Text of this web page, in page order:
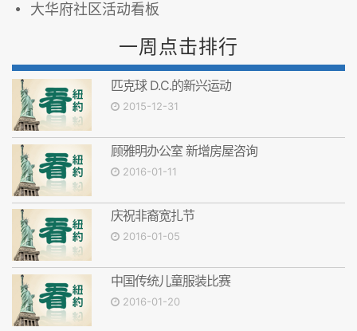
大华府社区活动看板
一周点击排行
匹克球 D.C.的新兴运动
2015-12-31
顾雅明办公室 新增房屋咨询
2016-01-11
庆祝非裔宽扎节
2016-01-05
中国传统儿童服装比赛
2016-01-20